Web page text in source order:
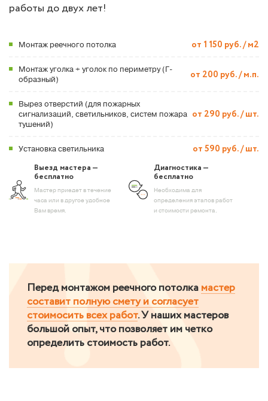
работы до двух лет!
Монтаж реечного потолка от 1 150 руб. / м2
Монтаж уголка + уголок по периметру (Г-
образный)
от 200 руб. / м.п.
Вырез отверстий (для пожарных
сигнализаций, светильников, систем пожара
тушений)
от 290 руб. / шт.
Установка светильника от 590 руб. / шт.
Выезд мастера —
бесплатно
Мастер приедет в течение
часа или в другое удобное
Вам время.
Диагностика —
бесплатно
Необходима для
определения этапов работ
и стоимости ремонта.
Перед монтажом реечного потолка мастер
составит полную смету и согласует
стоимосить всех работ. У наших мастеров
большой опыт, что позволяет им четко
определить стоимость работ.